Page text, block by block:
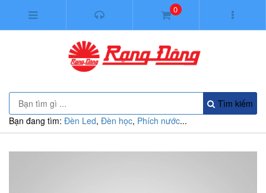
0
Tìm kiếm
Bạn đang tìm: Đèn Led, Đèn học, Phích nước...